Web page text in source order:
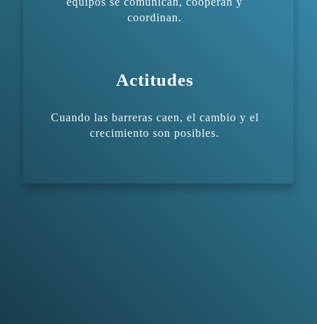
coordinan.
Actitudes
Cuando las barreras caen, el cambio y el
crecimiento son posibles.